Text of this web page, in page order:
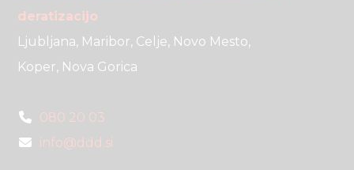
deratizacijo
Ljubljana, Maribor, Celje, Novo Mesto,
Koper, Nova Gorica
080 20 03
info@ddd.si